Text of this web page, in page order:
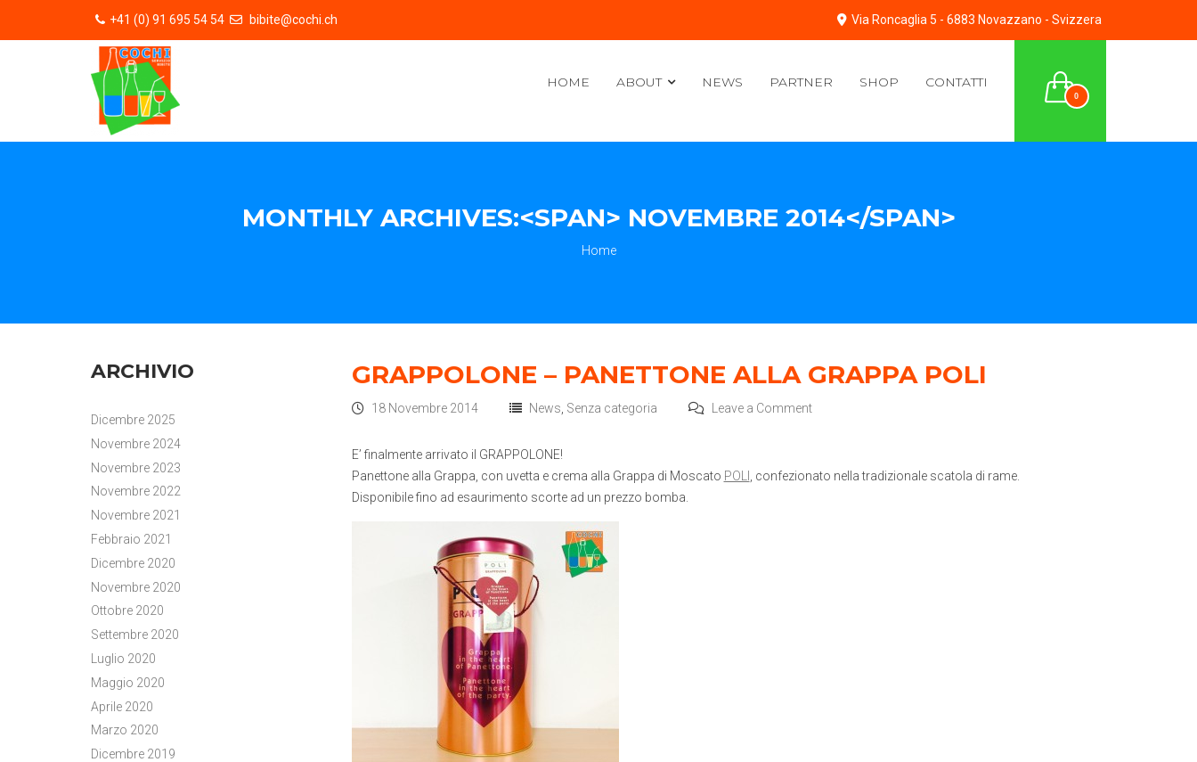
+41 (0) 91 695 54 54 bibite@cochi.ch Via Roncaglia 5 - 6883 Novazzano - Svizzera
0
HOME ABOUT NEWS PARTNER SHOP CONTATTI
MONTHLY ARCHIVES:<SPAN> NOVEMBRE 2014</SPAN>
Home
GRAPPOLONE – PANETTONE ALLA GRAPPA POLI
18 Novembre 2014 News Senza categoria Leave a Comment
E’ finalmente arrivato il GRAPPOLONE!
Panettone alla Grappa, con uvetta e crema alla Grappa di Moscato POLI
, confezionato nella tradizionale scatola di rame.
Disponibile fino ad esaurimento scorte ad un prezzo bomba.
ARCHIVIO
Dicembre 2025
Novembre 2024
Novembre 2023
Novembre 2022
Novembre 2021
Febbraio 2021
Dicembre 2020
Novembre 2020
Ottobre 2020
Settembre 2020
Luglio 2020
Maggio 2020
Aprile 2020
Marzo 2020
Dicembre 2019